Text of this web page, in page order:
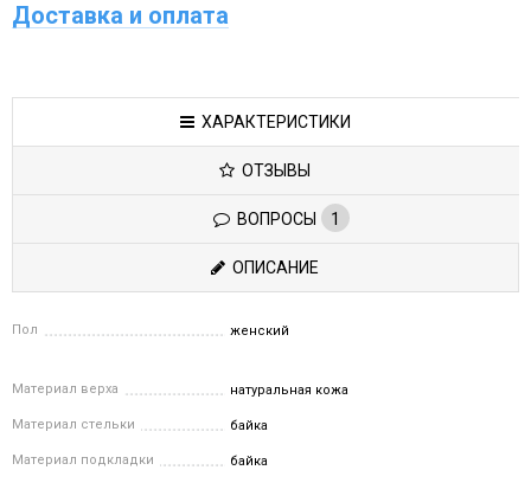
Доставка и оплата
ХАРАКТЕРИСТИКИ
ОТЗЫВЫ
ВОПРОСЫ 1
ОПИСАНИЕ
Пол женский
Материал верха натуральная кожа
Материал стельки байка
Материал подкладки байка